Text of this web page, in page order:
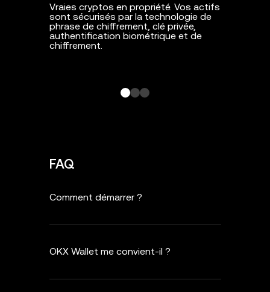
Vraies cryptos en propriété. Vos actifs
sont sécurisés par la technologie de
phrase de chiffrement, clé privée,
authentification biométrique et de
chiffrement.
FAQ
Comment démarrer ?
OKX Wallet me convient-il ?